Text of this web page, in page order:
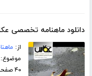
دانلود ماهنامه تخصصی
از:
موضوع:
۴۰ صفحه